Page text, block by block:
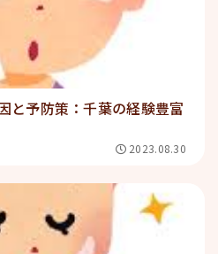
と予防策：千葉の経験豊富
2023.08.30